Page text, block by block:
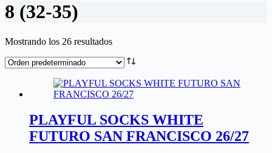
8 (32-35)
Mostrando los 26 resultados
PLAYFUL SOCKS WHITE
FUTURO SAN FRANCISCO 26/27